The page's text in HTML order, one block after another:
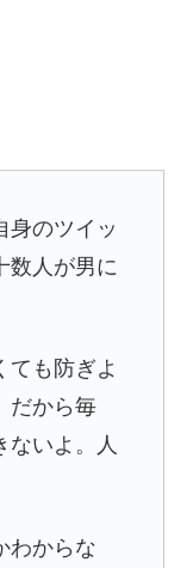
身のツイッ
数人が男に
ても防ぎよ
だから毎
ないよ。人
わからな